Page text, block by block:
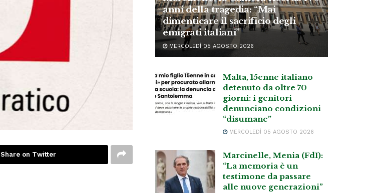
Share on Twitter
anni della tragedia: “Mai
dimenticare il sacrificio degli
emigrati italiani”
MERCOLEDÌ 05 AGOSTO 2026
Malta, 15enne italiano
detenuto da oltre 70
giorni: i genitori
denunciano condizioni
“disumane”
MERCOLEDÌ 05 AGOSTO 2026
Marcinelle, Menia (FdI):
“La memoria è un
testimone da passare
alle nuove generazioni”